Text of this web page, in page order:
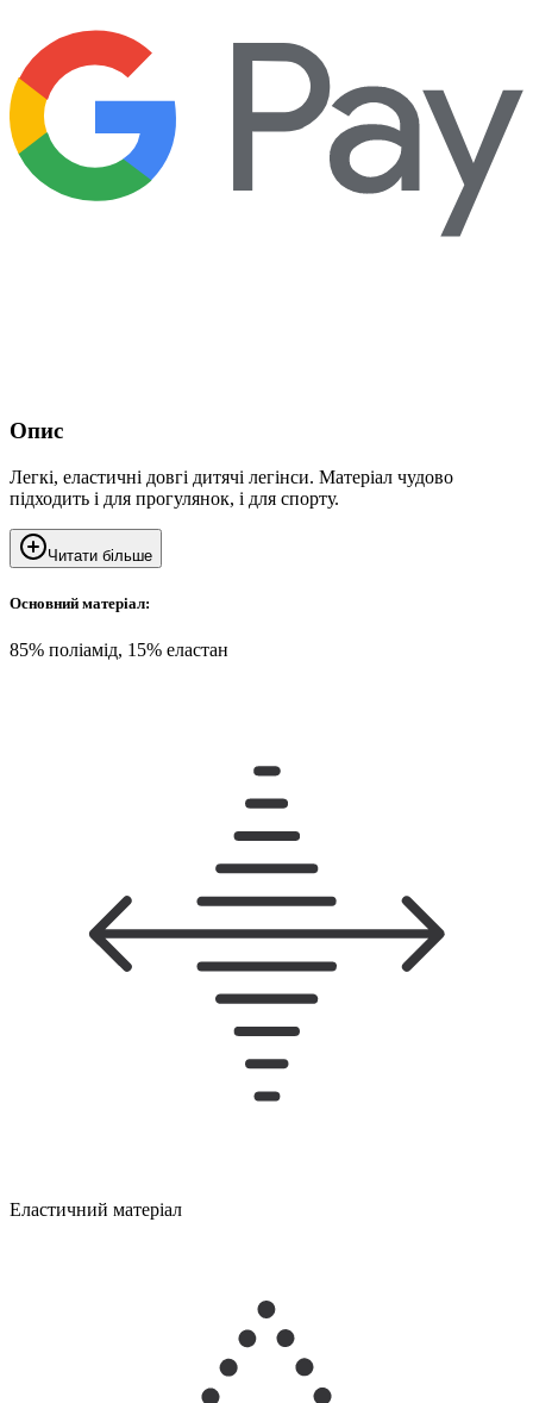
Опис
Легкі, еластичні довгі дитячі легінси. Матеріал чудово
підходить і для прогулянок, і для спорту.
Читати більше
Основний матеріал:
85% поліамід, 15% еластан
Еластичний матеріал